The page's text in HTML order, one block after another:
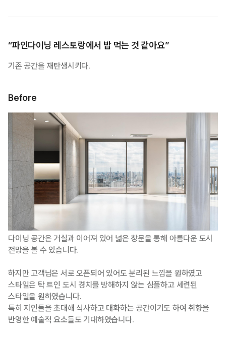
“파인다이닝 레스토랑에서 밥 먹는 것 같아요”
기존 공간을 재탄생시키다.
Before
다이닝 공간은 거실과 이어져 있어 넓은 창문을 통해 아름다운 도시
전망을 볼 수 있습니다.
하지만 고객님은 서로 오픈되어 있어도 분리된 느낌을 원하였고
스타일은 탁 트인 도시 경치를 방해하지 않는 심플하고 세련된
스타일을 원하였습니다.
특히 지인들을 초대해 식사하고 대화하는 공간이기도 하여 취향을
반영한 예술적 요소들도 기대하였습니다.